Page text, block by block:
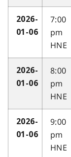
2026-
01-06
7:00
pm
HNE
2026-
01-06
8:00
pm
HNE
2026-
01-06
9:00
pm
HNE